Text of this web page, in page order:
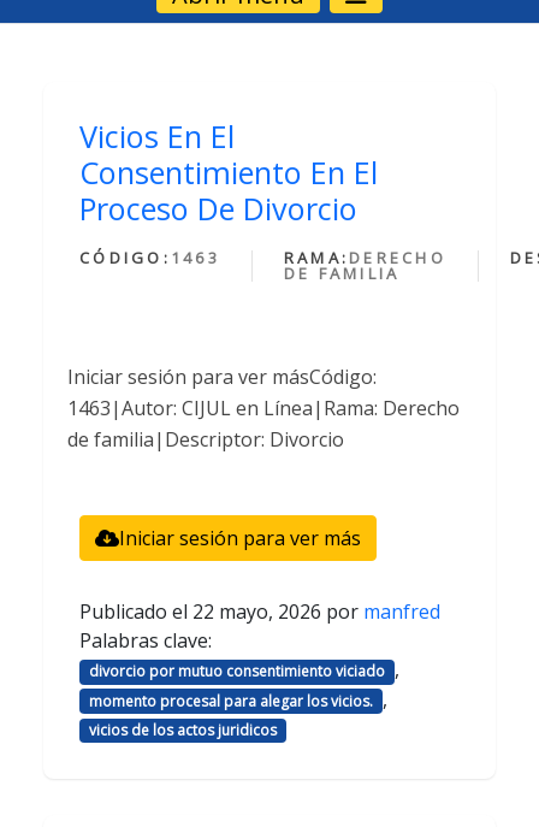
Vicios En El
Consentimiento En El
Proceso De Divorcio
CÓDIGO: 1463 RAMA: DERECHO
DE FAMILIA
Iniciar sesión para ver másCódigo:
1463|Autor: CIJUL en Línea|Rama: Derecho
de familia|Descriptor: Divorcio
Iniciar sesión para ver más
Publicado el 22 mayo, 2026 por manfred
Palabras clave:
divorcio por mutuo consentimiento viciado ,
momento procesal para alegar los vicios. ,
vicios de los actos juridicos